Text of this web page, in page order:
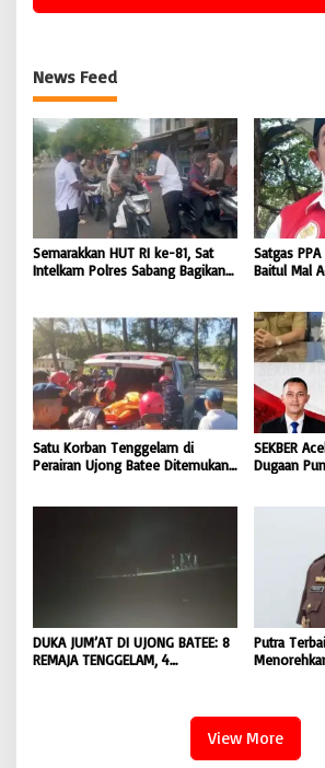
News Feed
Semarakkan HUT RI ke-81, Sat
Intelkam Polres Sabang Bagikan
BONGKAR’Perkara.com
Satgas
Baitul Mal
Satu Korban Tenggelam di
Perairan Ujong Batee Ditemukan,
SEKBER
Dugaan
BONGKAR
DUKA JUM’AT DI UJONG BATEE: 8
REMAJA TENGGELAM, 4
Putra
Kejaksaan
View More